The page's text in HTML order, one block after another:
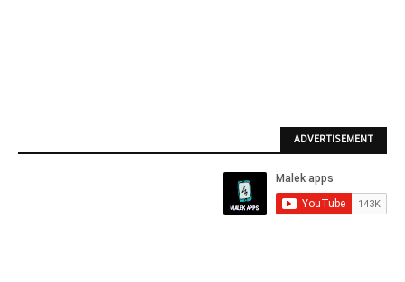
ADVERTISEMENT